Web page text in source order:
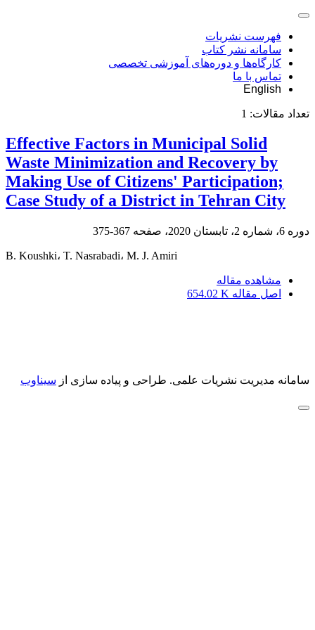
فهرست نشریات
سامانه نشر کتاب
کارگاه‌ها و دوره‌های آموزشی تخصصی
تماس با ما
English
تعداد مقالات: 1
Effective Factors in Municipal Solid
Waste Minimization and Recovery by
Making Use of Citizens' Participation;
Case Study of a District in Tehran City
دوره 6، شماره 2، تابستان 2020، صفحه 367-375
B. Koushki، T. Nasrabadi، M. J. Amiri
مشاهده مقاله
اصل مقاله 654.02 K
سامانه مدیریت نشریات علمی. طراحی و پیاده سازی از سیناوب